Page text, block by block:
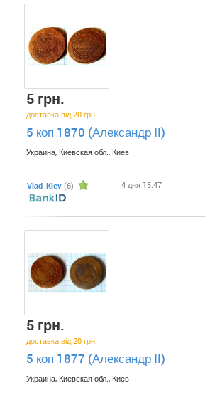
5 грн.
доставка від 20 грн.
5 коп 1870 (Александр II)
Украина, Киевская обл., Киев
Vlad_Kiev (6) 4 дня 15:47
5 грн.
доставка від 20 грн.
5 коп 1877 (Александр II)
Украина, Киевская обл., Киев